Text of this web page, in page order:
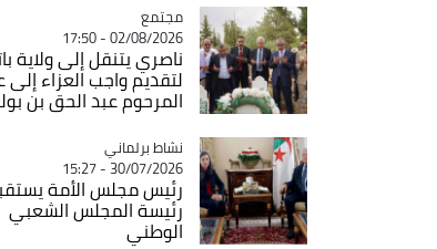
Catégorie
مجتمع
02/08/2026 - 17:50
ناصري يتنقل إلى ولاية
لتقديم واجب العزاء إلى
المرحوم عبد الحق بن
Catégorie
نشاط برلماني
30/07/2026 - 15:27
رئيس مجلس الأمة
رئيسة المجلس الشعبي
الوطني